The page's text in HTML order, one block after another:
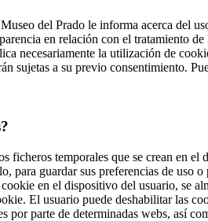
del Prado le informa acerca del
en relación con el tratamiento
necesariamente la utilización de
sujetas a su previo consentimiento.
ficheros temporales que se crean en
para guardar sus preferencias de uso
en el dispositivo del usuario, se
El usuario puede deshabilitar las
por parte de determinadas webs, así